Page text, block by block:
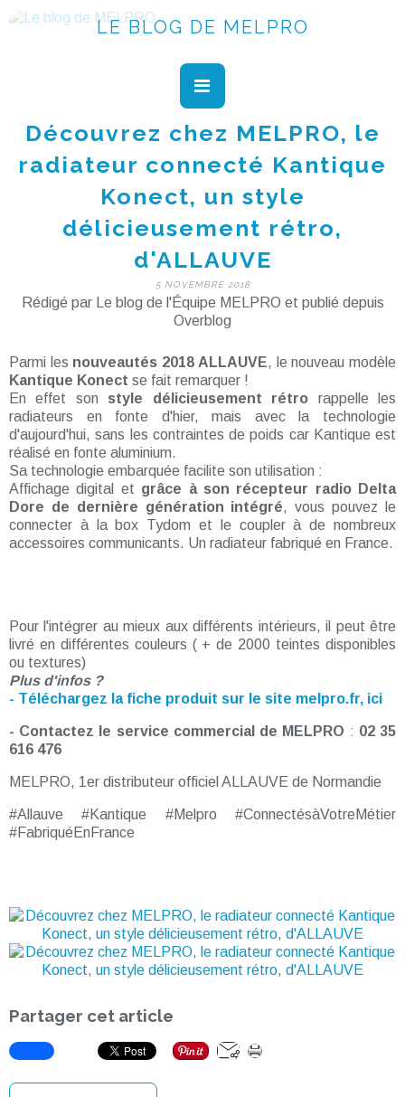
LE BLOG DE MELPRO
Découvrez chez MELPRO, le
radiateur connecté Kantique
Konect, un style
délicieusement rétro,
d'ALLAUVE
5 NOVEMBRE 2018
Rédigé par Le blog de l'Équipe MELPRO et publié depuis
Overblog
Parmi les nouveautés 2018 ALLAUVE, le nouveau modèle
Kantique Konect se fait remarquer !
En effet son style délicieusement rétro rappelle les
radiateurs en fonte d'hier, mais avec la technologie
d'aujourd'hui, sans les contraintes de poids car Kantique est
réalisé en fonte aluminium.
Sa technologie embarquée facilite son utilisation :
Affichage digital et grâce à son récepteur radio Delta
Dore de dernière génération intégré, vous pouvez le
connecter à la box Tydom et le coupler à de nombreux
accessoires communicants. Un radiateur fabriqué en France.
Pour l'intégrer au mieux aux différents intérieurs, il peut être
livré en différentes couleurs ( + de 2000 teintes disponibles
ou textures)
Plus d'infos ?
- Téléchargez la fiche produit sur le site melpro.fr, ici
- Contactez le service commercial de MELPRO : 02 35
616 476
MELPRO, 1er distributeur officiel ALLAUVE de Normandie
#Allauve #Kantique #Melpro #ConnectésàVotreMétier
#FabriquéEnFrance
Partager cet article